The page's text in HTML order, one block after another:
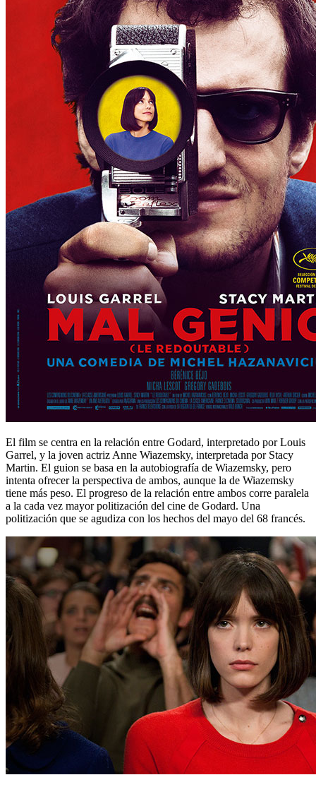
El film se centra en la relación entre Godard, interpretado por Louis
Garrel, y la joven actriz Anne Wiazemsky, interpretada por Stacy
Martin. El guion se basa en la autobiografía de Wiazemsky, pero
intenta ofrecer la perspectiva de ambos, aunque la de Wiazemsky
tiene más peso. El progreso de la relación entre ambos corre paralela
a la cada vez mayor politización del cine de Godard. Una
politización que se agudiza con los hechos del mayo del 68 francés.